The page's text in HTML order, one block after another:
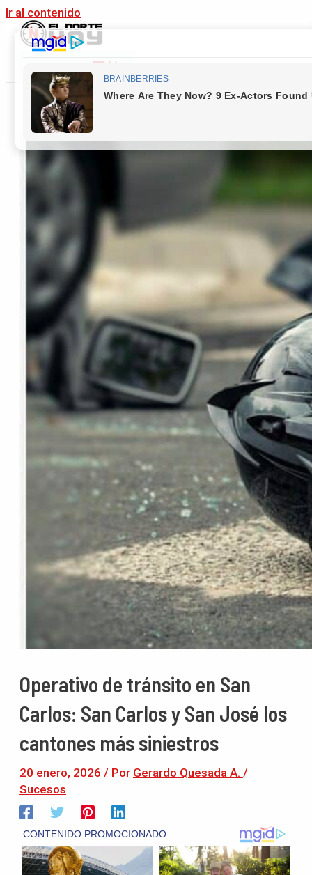
Ir al contenido
Main Menu
Operativo de tránsito en San
Carlos: San Carlos y San José los
cantones más siniestros
20 enero, 2026 / Por Gerardo Quesada A. /
Sucesos